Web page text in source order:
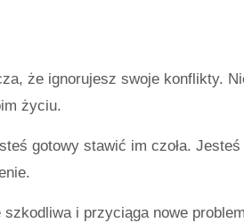
że ​​ignorujesz swoje konflikty.
życiu.
gotowy stawić im czoła.
i przyciąga nowe